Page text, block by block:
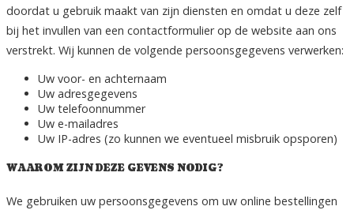
doordat u gebruik maakt van zijn diensten en omdat u deze zelf
bij het invullen van een contactformulier op de website aan ons
verstrekt. Wij kunnen de volgende persoonsgegevens verwerken:
Uw voor- en achternaam
Uw adresgegevens
Uw telefoonnummer
Uw e-mailadres
Uw IP-adres (zo kunnen we eventueel misbruik opsporen)
WAAROM ZIJN DEZE GEVENS NODIG?
We gebruiken uw persoonsgegevens om uw online bestellingen